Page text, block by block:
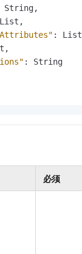
String,
List ,
: List
,
:
String
必须
AI 助手